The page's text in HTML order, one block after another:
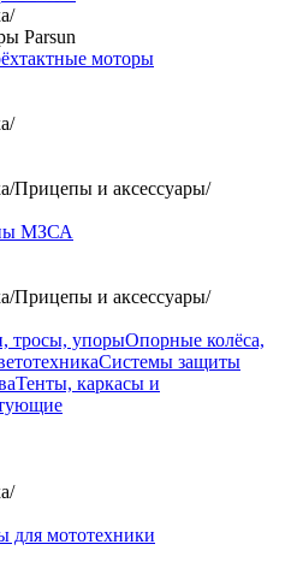
/
Parsun
моторы
/
/Прицепы и аксессуары/
МЗСА
/Прицепы и аксессуары/
тросы, упорыОпорные колёса,
Системы защиты
Тенты, каркасы и
/
для мототехники